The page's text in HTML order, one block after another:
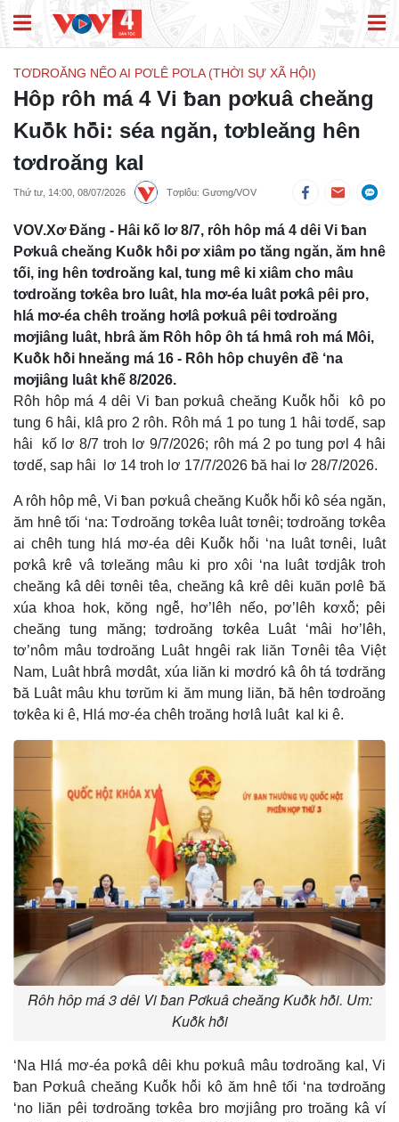
TƠDROĂNG NẾO AI PƠLÊ PƠLA (THỜI SỰ XÃ HỘI)
Hôp rôh má 4 Vi ƀan pơkuâ cheăng
Kuô̆k hô̆i: séa ngăn, tơbleăng hên
tơdroăng kal
Thứ tư, 14:00, 08/07/2026 Tơplôu: Gương/VOV
VOV.Xơ Đăng - Hâi kố lơ 8/7, rôh hôp má 4 dêi Vi ƀan
Pơkuâ cheăng Kuô̆k hô̆i pơ xiâm po tăng ngăn, ăm hnê
tối, ing hên tơdroăng kal, tung mê ki xiâm cho mâu
tơdroăng tơkêa bro luât, hla mơ-éa luât pơkâ pêi pro,
hlá mơ-éa chêh troăng hơlâ pơkuâ pêi tơdroăng
mơjiâng luât, hbrâ ăm Rôh hôp ôh tá hmâ roh má Môi,
Kuô̆k hô̆i hneăng má 16 - Rôh hôp chuyên đề ‘na
mơjiâng luât khế 8/2026.
Rôh hôp má 4 dêi Vi ƀan pơkuâ cheăng Kuô̆k hô̆i kô po
tung 6 hâi, klâ pro 2 rôh. Rôh má 1 po tung 1 hâi tơdế, sap
hâi kố lơ 8/7 troh lơ 9/7/2026; rôh má 2 po tung pơl 4 hâi
tơdế, sap hâi lơ 14 troh lơ 17/7/2026 ƀă hai lơ 28/7/2026.
A rôh hôp mê, Vi ƀan pơkuâ cheăng Kuô̆k hô̆i kô séa ngăn,
ăm hnê tối ‘na: Tơdroăng tơkêa luât tơnêi; tơdroăng tơkêa
ai chêh tung hlá mơ-éa dêi Kuô̆k hô̆i ‘na luât tơnêi, luât
pơkâ krê vâ tơleăng mâu ki pro xôi ‘na luât tơdjâk troh
cheăng kâ dêi tơnêi têa, cheăng kâ krê dêi kuăn pơlê ƀă
xúa khoa hok, kŏng ngê̆, hơ’lêh nếo, pơ’lêh kơxô̆; pêi
cheăng tung măng; tơdroăng tơkêa Luât ‘mâi hơ’lêh,
tơ’nôm mâu tơdroăng Luât hngêi rak liăn Tơnêi têa Việt
Nam, Luât hbrâ mơdât, xúa liăn ki mơdró kâ ôh tá tơdrăng
ƀă Luât mâu khu tơrŭm ki ăm mung liăn, ƀă hên tơdroăng
tơkêa ki ê, Hlá mơ-éa chêh troăng hơlâ luât kal ki ê.
Rôh hôp má 3 dêi Vi ƀan Pơkuâ cheăng Kuô̆k hô̆i. Um:
Kuô̆k hô̆i
‘Na Hlá mơ-éa pơkâ dêi khu pơkuâ mâu tơdroăng kal, Vi
ƀan Pơkuâ cheăng Kuô̆k hô̆i kô ăm hnê tối ‘na tơdroăng
‘no liăn pêi tơdroăng tơkêa bro mơjiâng pro troăng kâ ví